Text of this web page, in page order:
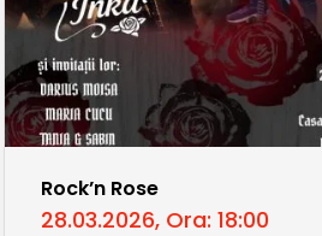
Rock’n Rose
28.03.2026, Ora: 18:00